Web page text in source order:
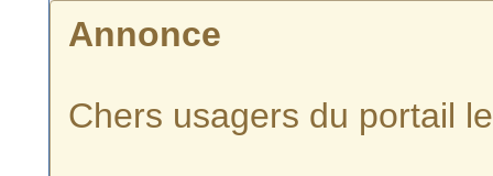
Annonce
Chers usagers du portail